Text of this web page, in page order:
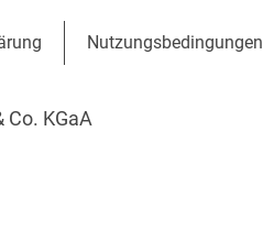
Nutzungsbedingungen
Co. KGaA